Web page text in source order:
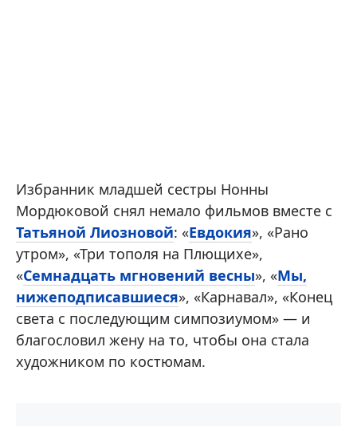
Избранник младшей сестры Нонны
Мордюковой снял немало фильмов вместе с
Татьяной Лиозновой: «Евдокия», «Рано
утром», «Три тополя на Плющихе»,
«Семнадцать мгновений весны», «Мы,
нижеподписавшиеся», «Карнавал», «Конец
света с последующим симпозиумом» — и
благословил жену на то, чтобы она стала
художником по костюмам.